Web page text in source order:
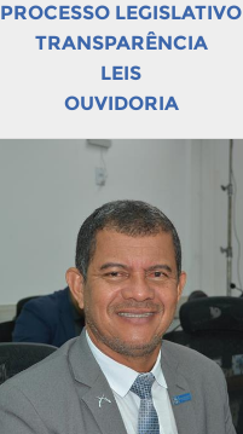
PROCESSO LEGISLATIVO
TRANSPARÊNCIA
LEIS
OUVIDORIA